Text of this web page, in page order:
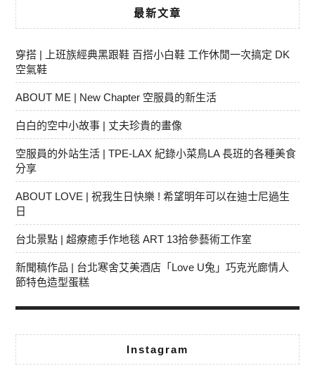
最新文章
穿搭 | 上班族經典黑跟鞋 百搭小白鞋 工作休閒一次搞定 DK
空氣鞋
ABOUT ME | New Chapter 空服員的新生活
白白的空中小故事 | 丈夫珍貴的畫像
空服員的外站生活 | TPE-LAX 紀錄小菜鳥LA 長班的各種美食
分享
ABOUT LOVE | 祝我生日快樂 ! 希望明年可以在迪士尼過生
日
台北景點 | 超療癒手作地毯 ART 13拾參藝術工作室
新聞稿作品 | 台北寒舍艾美酒店「Love U兔」巧克光廊情人
節特色造型蛋糕
Instagram